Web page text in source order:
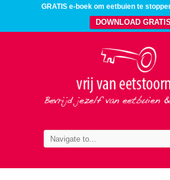
GRATIS e-boek om eetbuien te
DOWNLOAD GRATIS